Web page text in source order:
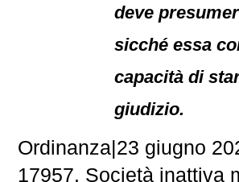
deve
sicché essa
capacità di
giudizio.
Ordinanza|23 giugno
17957. Società inattiva